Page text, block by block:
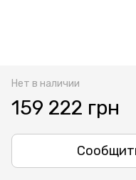
Нет в наличии
159 222 грн